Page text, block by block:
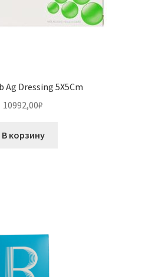
Ag Dressing 5X5Cm
10992,00₽
В корзину